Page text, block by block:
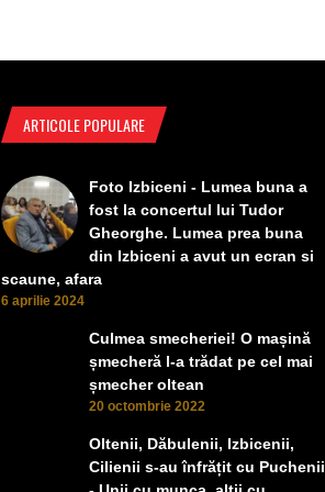
ARTICOLE POPULARE
Foto Izbiceni - Lumea buna a
fost la concertul lui Tudor
Gheorghe. Lumea prea buna
din Izbiceni a avut un ecran si
scaune, afara
6 aprilie 2024
Culmea smecheriei! O mașină
șmecheră l-a trădat pe cel mai
șmecher oltean
20 octombrie 2022
Oltenii, Dăbulenii, Izbicenii,
Cilienii s-au înfrățit cu Puchenii